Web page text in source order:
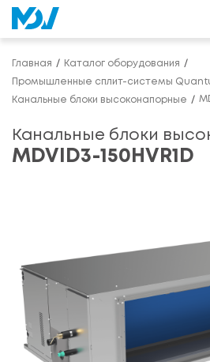
Главная Каталог оборудования
Промышленные сплит-системы
Канальные блоки высоконапорные
Канальные блоки
MDVID3-150HVR1D